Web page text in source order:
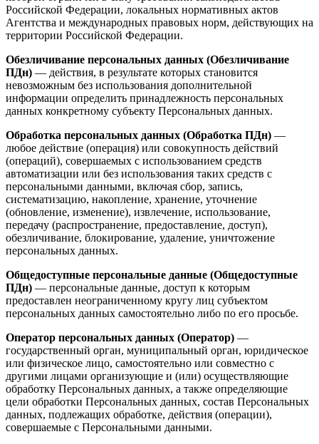
Российской Федерации, локальных нормативных актов
Агентства и международных правовых норм, действующих на
территории Российской Федерации.
Обезличивание персональных данных (Обезличивание
ПДн) — действия, в результате которых становится
невозможным без использования дополнительной
информации определить принадлежность персональных
данных конкретному субъекту Персональных данных.
Обработка персональных данных (Обработка ПДн) —
любое действие (операция) или совокупность действий
(операций), совершаемых с использованием средств
автоматизации или без использования таких средств с
персональными данными, включая сбор, запись,
систематизацию, накопление, хранение, уточнение
(обновление, изменение), извлечение, использование,
передачу (распространение, предоставление, доступ),
обезличивание, блокирование, удаление, уничтожение
персональных данных.
Общедоступные персональные данные (Общедоступные
ПДн) — персональные данные, доступ к которым
предоставлен неограниченному кругу лиц субъектом
персональных данных самостоятельно либо по его просьбе.
Оператор персональных данных (Оператор) —
государственный орган, муниципальный орган, юридическое
или физическое лицо, самостоятельно или совместно с
другими лицами организующие и (или) осуществляющие
обработку Персональных данных, а также определяющие
цели обработки Персональных данных, состав Персональных
данных, подлежащих обработке, действия (операции),
совершаемые с Персональными данными.